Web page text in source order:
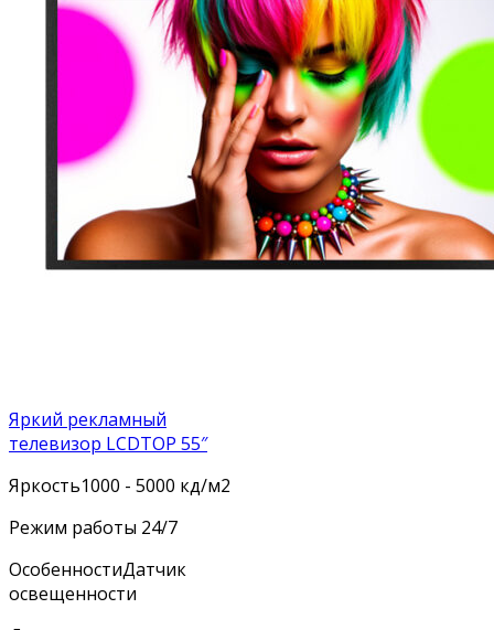
Яркий рекламный
телевизор LCDTOP 55″
Яркость1000 - 5000 кд/м2
Режим работы 24/7
ОсобенностиДатчик
освещенности